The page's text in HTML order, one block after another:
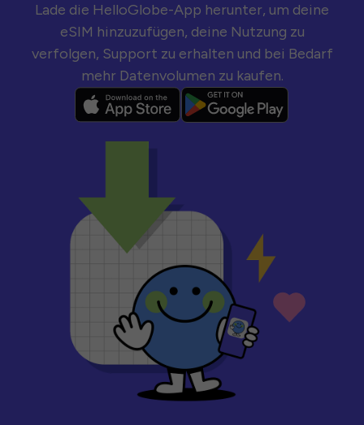
Lade die HelloGlobe-App herunter, um deine
eSIM hinzuzufügen, deine Nutzung zu
verfolgen, Support zu erhalten und bei Bedarf
mehr Datenvolumen zu kaufen.